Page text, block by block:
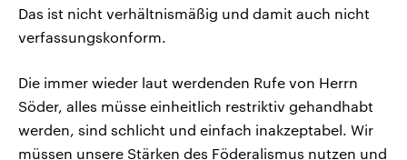
Das ist nicht verhältnismäßig und damit auch nicht
verfassungskonform.
Die immer wieder laut werdenden Rufe von Herrn
Söder, alles müsse einheitlich restriktiv gehandhabt
werden, sind schlicht und einfach inakzeptabel. Wir
müssen unsere Stärken des Föderalismus nutzen und